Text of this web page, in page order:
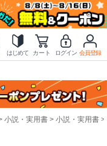
はじめて カート ログイン 会員登録
小説・実用書 小説・実用書